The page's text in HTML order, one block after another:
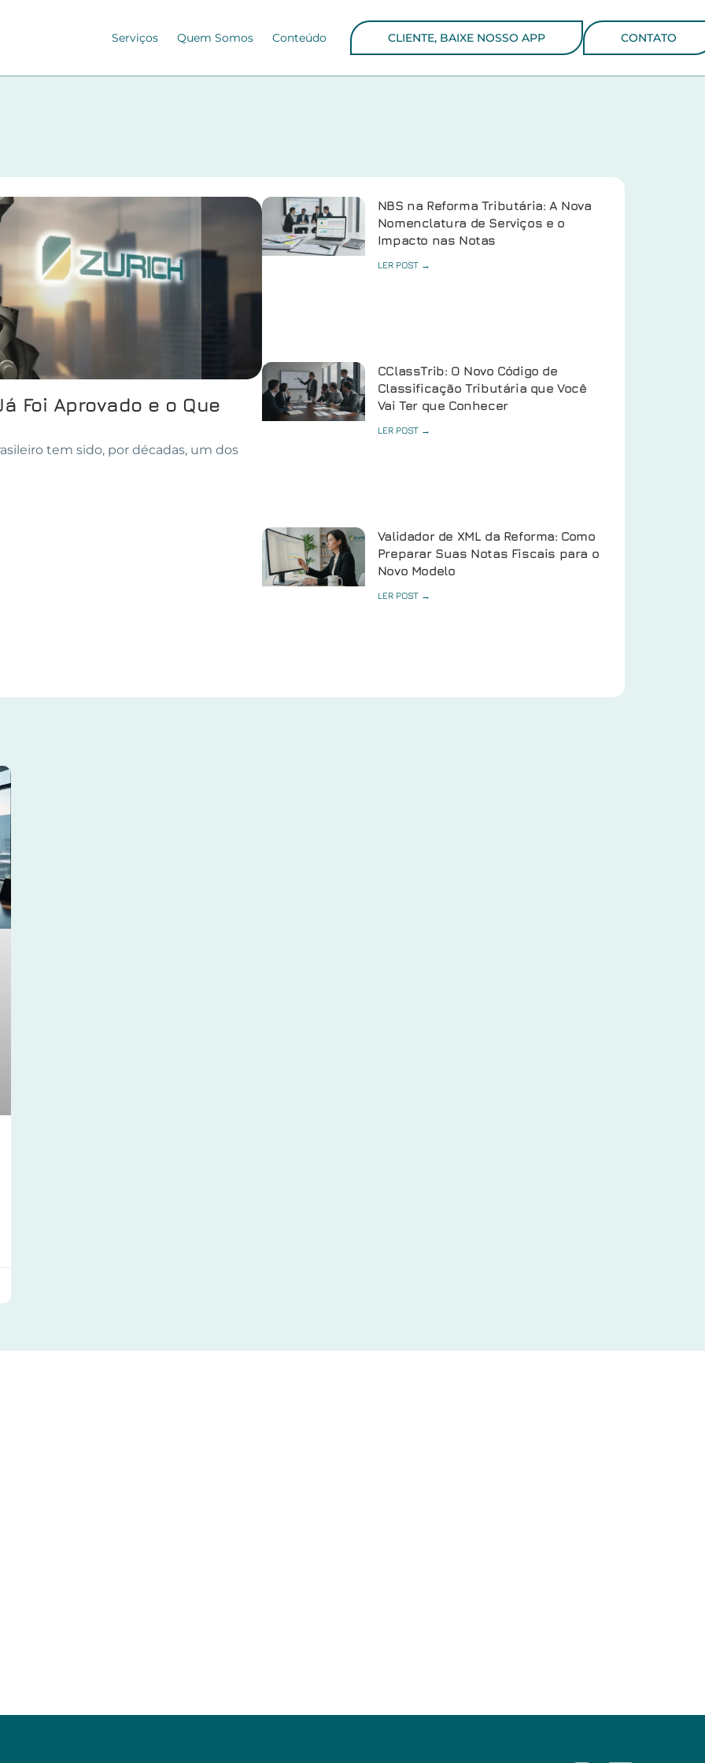
Serviços Quem Somos Conteúdo CLIENTE, BAIXE NOSSO APP CONTATO
Foi Aprovado e o Que
tem sido, por décadas, um dos
NBS na Reforma Tributária: A Nova
Nomenclatura de Serviços e o
Impacto nas Notas
LER POST →
CClassTrib: O Novo Código de
Classificação Tributária que Você
Vai Ter que Conhecer
LER POST →
Validador de XML da Reforma: Como
Preparar Suas Notas Fiscais para o
Novo Modelo
LER POST →